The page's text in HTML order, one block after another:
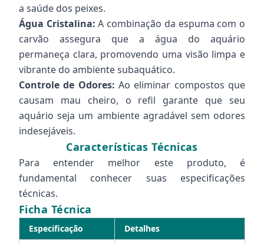
a saúde dos peixes.
Água Cristalina: A combinação da espuma com o
carvão assegura que a água do aquário
permaneça clara, promovendo uma visão limpa e
vibrante do ambiente subaquático.
Controle de Odores: Ao eliminar compostos que
causam mau cheiro, o refil garante que seu
aquário seja um ambiente agradável sem odores
indesejáveis.
Características Técnicas
Para entender melhor este produto, é
fundamental conhecer suas especificações
técnicas.
Ficha Técnica
Especificação
Detalhes